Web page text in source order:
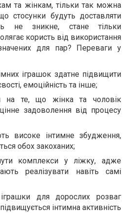
та жінкам, тільки так можна
стосунки будуть доставляти
не зникне, стане тільки
користь від використання
для пар? Переваги у
іграшок здатне підвищити
емоційність та інше;
на те, що жінка та чоловік
задоволення від процесу
високе інтимне збудження,
обох закоханих;
комплекси у ліжку, адже
реалізувати навіть самі
для дорослих розваг
інтимна активність